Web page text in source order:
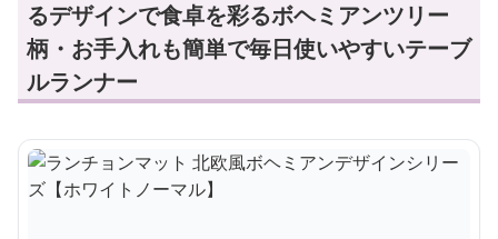
るデザインで食卓を彩るボヘミアンツリー
柄・お手入れも簡単で毎日使いやすいテーブ
ルランナー